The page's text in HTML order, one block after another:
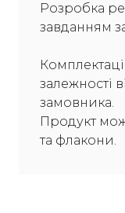
Розробка
завданням
залежності
замовника.
Продукт
та флакони.